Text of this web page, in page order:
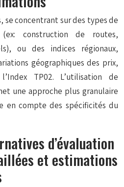
se concentrant sur des types de
(ex: construction de routes,
ou des indices régionaux,
géographiques des prix,
TP02. L’utilisation de
une approche plus granulaire
en compte des spécificités du
d’évaluation
et estimations